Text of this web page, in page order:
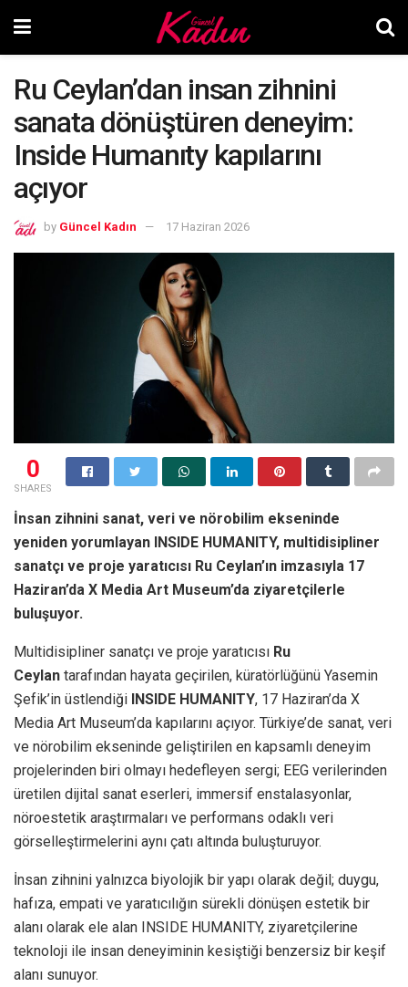
Ru Ceylan’dan insan zihnini
sanata dönüştüren deneyim:
Inside Humanıty kapılarını
açıyor
by Güncel Kadın 17 Haziran 2026
0
SHARES
İnsan zihnini sanat, veri ve nörobilim ekseninde
yeniden yorumlayan INSIDE HUMANITY, multidisipliner
sanatçı ve proje yaratıcısı Ru Ceylan’ın imzasıyla 17
Haziran’da X Media Art Museum’da ziyaretçilerle
buluşuyor.
Multidisipliner sanatçı ve proje yaratıcısı Ru
Ceylan tarafından hayata geçirilen, küratörlüğünü Yasemin
Şefik’in üstlendiği INSIDE HUMANITY, 17 Haziran’da X
Media Art Museum’da kapılarını açıyor. Türkiye’de sanat, veri
ve nörobilim ekseninde geliştirilen en kapsamlı deneyim
projelerinden biri olmayı hedefleyen sergi; EEG verilerinden
üretilen dijital sanat eserleri, immersif enstalasyonlar,
nöroestetik araştırmaları ve performans odaklı veri
görselleştirmelerini aynı çatı altında buluşturuyor.
İnsan zihnini yalnızca biyolojik bir yapı olarak değil; duygu,
hafıza, empati ve yaratıcılığın sürekli dönüşen estetik bir
alanı olarak ele alan INSIDE HUMANITY, ziyaretçilerine
teknoloji ile insan deneyiminin kesiştiği benzersiz bir keşif
alanı sunuyor.